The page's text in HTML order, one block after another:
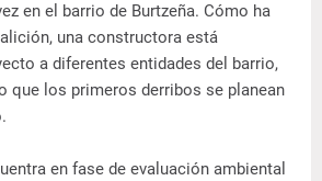
en el barrio de Burtzeña. Cómo ha
una constructora está
a diferentes entidades del barrio,
que los primeros derribos se planean
en fase de evaluación ambiental